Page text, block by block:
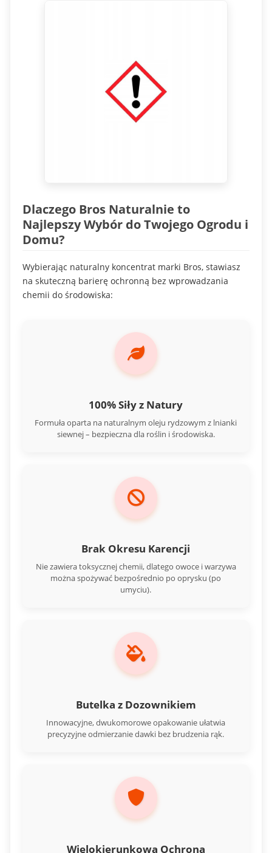
Dlaczego Bros Naturalnie to
Najlepszy Wybór do Twojego Ogrodu i
Domu?
Wybierając naturalny koncentrat marki Bros, stawiasz
na skuteczną barierę ochronną bez wprowadzania
chemii do środowiska:
100% Siły z Natury
Formuła oparta na naturalnym oleju rydzowym z lnianki
siewnej – bezpieczna dla roślin i środowiska.
Brak Okresu Karencji
Nie zawiera toksycznej chemii, dlatego owoce i warzywa
można spożywać bezpośrednio po oprysku (po
umyciu).
Butelka z Dozownikiem
Innowacyjne, dwukomorowe opakowanie ułatwia
precyzyjne odmierzanie dawki bez brudzenia rąk.
Wielokierunkowa Ochrona